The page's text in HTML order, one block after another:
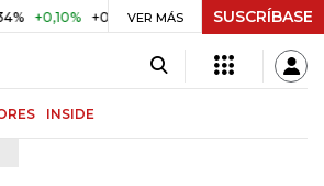
+0,98% UVR $ 416,96 +$ 0,05
VER MÁS SUSCRÍBASE
INSIDE